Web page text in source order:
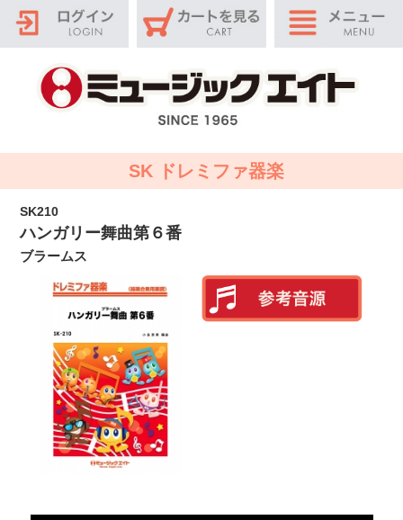
SK ドレミファ器楽
SK210
ハンガリー舞曲第６番
ブラームス